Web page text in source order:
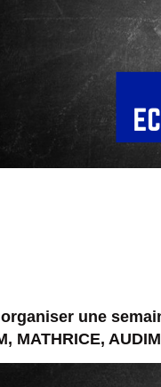
une
MATHRICE,